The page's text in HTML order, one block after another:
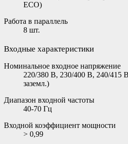
ЕСО)
Работа в параллель
8 шт.
Входные характеристики
Номинальное входное напряжение
220/380 В, 230/400 В, 240/415
заземл.)
Диапазон входной частоты
40-70 Гц
Входной коэффициент мощности
> 0,99